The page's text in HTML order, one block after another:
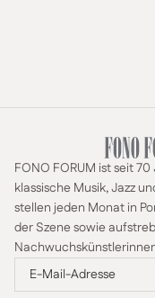
FONO FORUM ist seit
klassische Musik, Jazz
stellen jeden Monat in
der Szene sowie